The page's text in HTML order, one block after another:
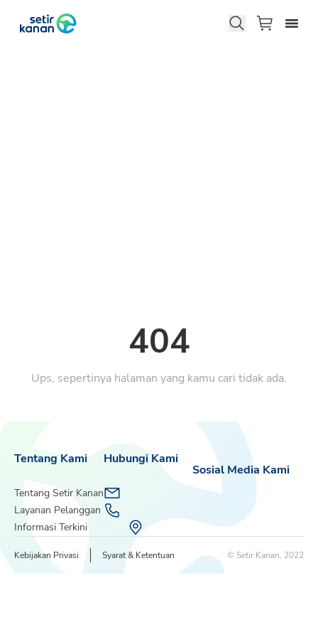
404
Ups, sepertinya halaman yang kamu cari tidak ada.
Tentang Kami
Tentang Setir Kanan
Layanan Pelanggan
Informasi Terkini
Sosial Media Kami
Hubungi Kami
Kebijakan Privasi Syarat & Ketentuan © Setir Kanan, 2022